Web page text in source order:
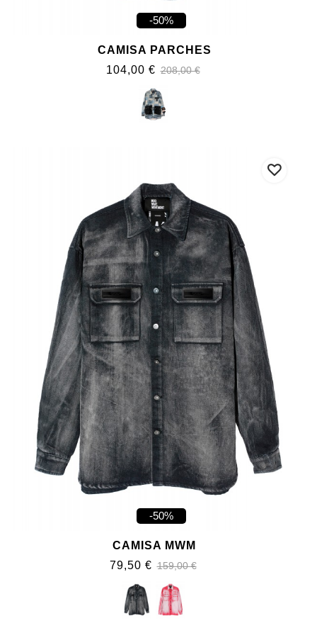
-50%
CAMISA PARCHES
104,00 € 208,00 €
-50%
CAMISA MWM
79,50 € 159,00 €